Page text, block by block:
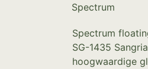
Spectrum
Spectrum
SG-1435
hoogwaardige